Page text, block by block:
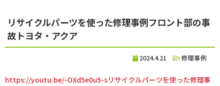
リサイクルパーツを使った修理事例フロント部の事
故トヨタ・アクア
2024.4.21 修理事例
https://youtu.be/-OXd5e0u5-sリサイクルパーツを使った修理事